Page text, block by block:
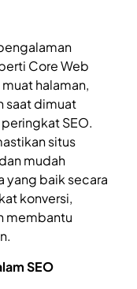
Core Web
halaman,
saat dimuat
SEO.
situs
mudah
yang baik secara
konversi,
membantu
SEO